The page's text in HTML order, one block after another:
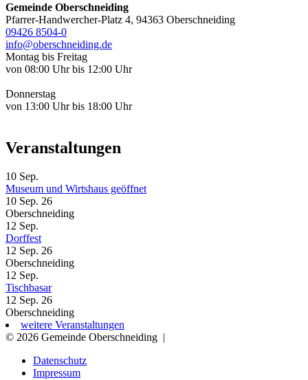
Gemeinde Oberschneiding
Pfarrer-Handwercher-Platz 4, 94363 Oberschneiding
09426 8504-0
info@oberschneiding.de
Montag bis Freitag
von 08:00 Uhr bis 12:00 Uhr
Donnerstag
von 13:00 Uhr bis 18:00 Uhr
Veranstaltungen
10 Sep.
Museum und Wirtshaus geöffnet
10 Sep. 26
Oberschneiding
12 Sep.
Dorffest
12 Sep. 26
Oberschneiding
12 Sep.
Tischbasar
12 Sep. 26
Oberschneiding
weitere Veranstaltungen
© 2026 Gemeinde Oberschneiding |
Datenschutz
Impressum